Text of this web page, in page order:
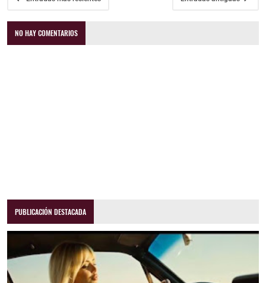
NO HAY COMENTARIOS
PUBLICACIÓN DESTACADA